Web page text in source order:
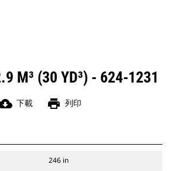
M³ (30 YD³) - 624-1231
下載 print 列印
246 in